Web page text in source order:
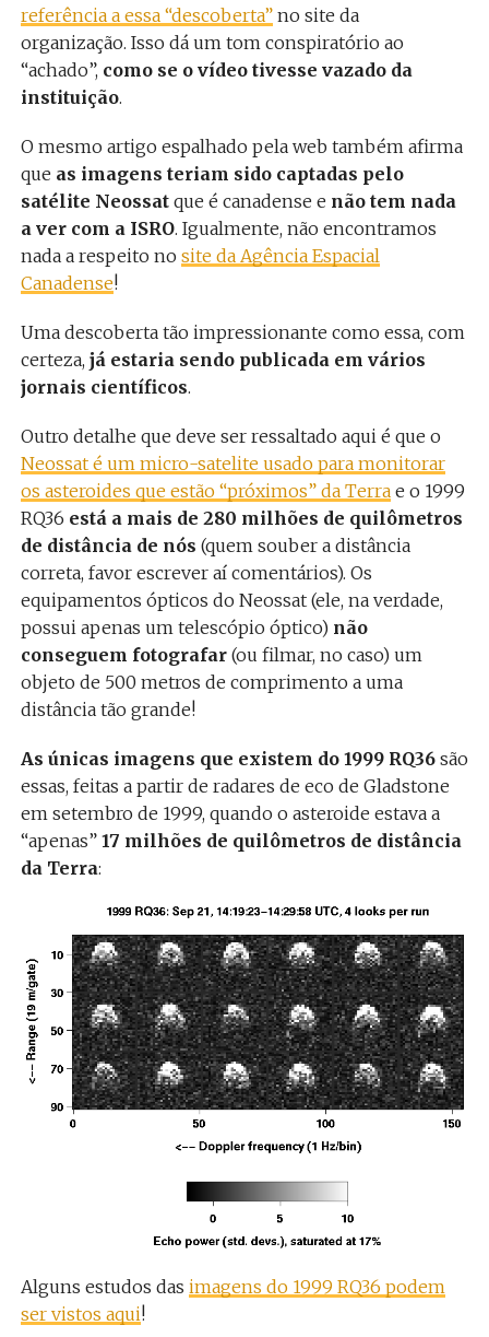
referência a essa “descoberta”no site da
organização. Isso dá um tom conspiratório ao
“achado”, como se o vídeo tivesse vazado da
instituição.
O mesmo artigo espalhado pela web também afirma
que as imagens teriam sido captadas pelo
satélite Neossatque é canadense e não tem nada
a ver com a ISRO. Igualmente, não encontramos
nada a respeito no site da Agência Espacial
Canadense!
Uma descoberta tão impressionante como essa, com
certeza, já estaria sendo publicada em vários
jornais científicos.
Outro detalhe que deve ser ressaltado aqui é que o
Neossat é um micro-satelite usado para monitorar
os asteroides que estão “próximos” da Terrae o 1999
RQ36 está a mais de 280 milhões de quilômetros
de distância de nós (quem souber a distância
correta, favor escrever aí comentários). Os
equipamentos ópticos do Neossat (ele, na verdade,
possui apenas um telescópio óptico) não
conseguem fotografar(ou filmar, no caso) um
objeto de 500 metros de comprimento a uma
distância tão grande!
As únicas imagens que existem do 1999 RQ36são
essas, feitas a partir de radares de eco de Gladstone
em setembro de 1999, quando o asteroide estava a
“apenas” 17 milhões de quilômetros de distância
da Terra:
Alguns estudos das imagens do 1999 RQ36 podem
ser vistos aqui!